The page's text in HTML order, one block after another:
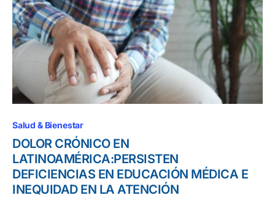
Salud & Bienestar
DOLOR CRÓNICO EN
LATINOAMÉRICA:PERSISTEN
DEFICIENCIAS EN EDUCACIÓN MÉDICA E
INEQUIDAD EN LA ATENCIÓN